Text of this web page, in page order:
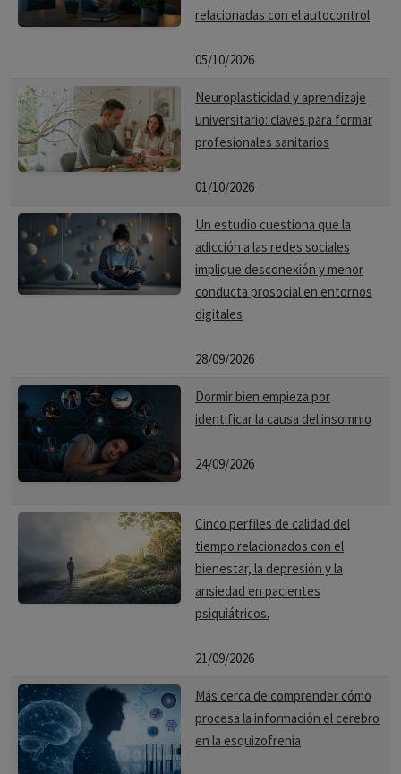
relacionadas con el autocontrol
05/10/2026
Neuroplasticidad y aprendizaje
universitario: claves para formar
profesionales sanitarios
01/10/2026
Un estudio cuestiona que la
adicción a las redes sociales
implique desconexión y menor
conducta prosocial en entornos
digitales
28/09/2026
Dormir bien empieza por
identificar la causa del insomnio
24/09/2026
Cinco perfiles de calidad del
tiempo relacionados con el
bienestar, la depresión y la
ansiedad en pacientes
psiquiátricos.
21/09/2026
Más cerca de comprender cómo
procesa la información el cerebro
en la esquizofrenia